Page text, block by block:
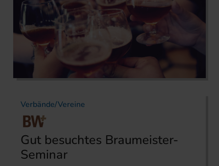
Verbände/Vereine
Gut besuchtes Braumeister-
Seminar